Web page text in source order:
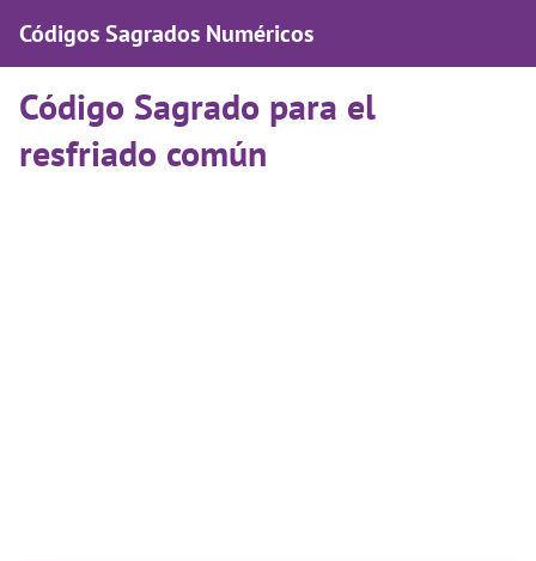
Códigos Sagrados Numéricos
Código Sagrado para el
resfriado común